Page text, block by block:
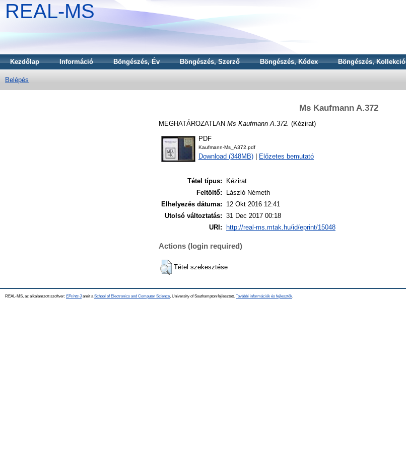
REAL-MS
Kezdőlap Információ Böngészés, Év Böngészés, Szerző Böngészés, Kódex Böngészés, Kollekció
Belépés
Ms Kaufmann A.372
MEGHATÁROZATLAN Ms Kaufmann A.372. (Kézirat)
PDF
Kaufmann-Ms_A372.pdf
Download (348MB) Előzetes bemutató
Tétel típus:
Kézirat
Feltöltő:
László Németh
Elhelyezés dátuma:
12 Okt 2016 12:41
Utolsó változtatás: 31 Dec 2017 00:18
URI:
http://real-ms.mtak.hu/id/eprint/15048
Actions (login required)
Tétel szekesztése
REAL-MS, az alkalamzott szoftver: EPrints 3amit a School of Electronics and Computer Science , University of Southampton fejlesztett. További információk és fejlesztők